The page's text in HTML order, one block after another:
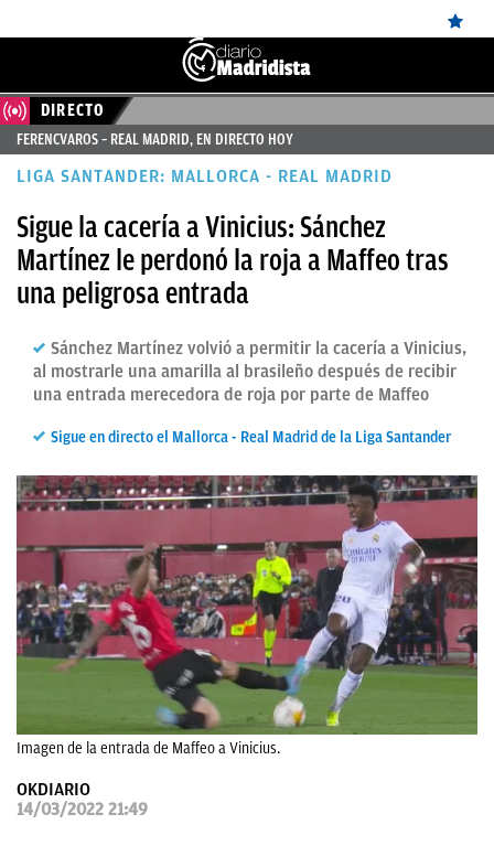
ÚLTIMAS
NOTICIAS
MADRID
BALONCESTO
FICHAJES
DIRECTO
FEMENINO
PAPARAZZI
DIRECTO
FERENCVAROS – REAL MADRID, EN DIRECTO HOY
LIGA SANTANDER: MALLORCA - REAL MADRID
Sigue la cacería a Vinicius: Sánchez
Martínez le perdonó la roja a Maffeo tras
una peligrosa entrada
Sánchez Martínez volvió a permitir la cacería a Vinicius,
al mostrarle una amarilla al brasileño después de recibir
una entrada merecedora de roja por parte de Maffeo
Sigue en directo el Mallorca - Real Madrid de la Liga Santander
Imagen de la entrada de Maffeo a Vinicius.
OKDIARIO
14/03/2022 21:49